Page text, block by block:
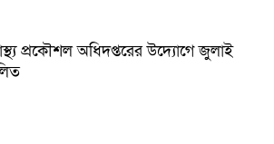
প্রকৌশল অধিদপ্তরের উদ্যোগে জুলাই